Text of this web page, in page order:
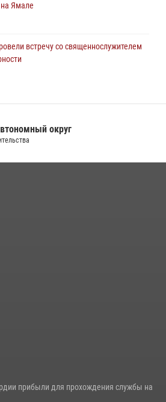
Ямале
встречу со священнослужителем
на Ямале
вневедомственной охраны
округ
прибыли для прохождения службы на